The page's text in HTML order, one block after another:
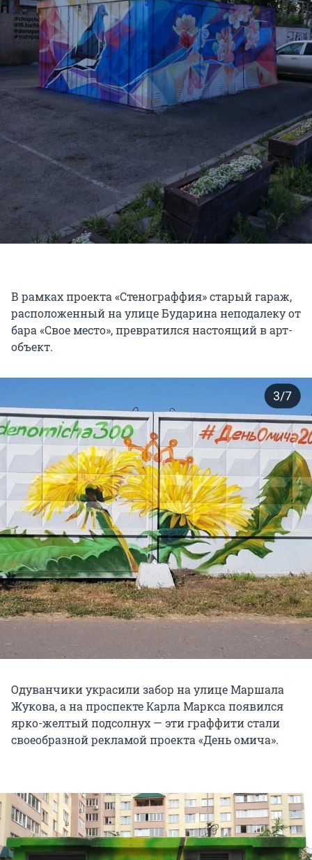
В рамках проекта «Стенограффия» старый гараж,
расположенный на улице Бударина неподалеку от
бара «Свое место», превратился настоящий в арт-
объект.
Одуванчики украсили забор на улице Маршала
Жукова, а на проспекте Карла Маркса появился
ярко-желтый подсолнух — эти граффити стали
своеобразной рекламой проекта «День омича».